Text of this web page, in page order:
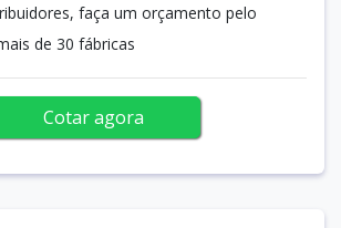
faça um orçamento pelo
de 30 fábricas
Cotar agora